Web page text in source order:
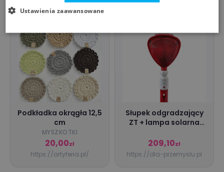
Podkładka okrągła 12,5
cm
MYSZKOTKI
20,00zł
https://artyferia.pl/
Słupek odgradzający
ZT + lampa solarna
209,10zł
https://dla-przemyslu.pl
Ustawienia zaawansowane